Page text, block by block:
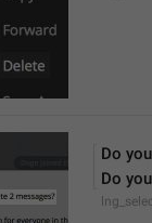
Do
Do